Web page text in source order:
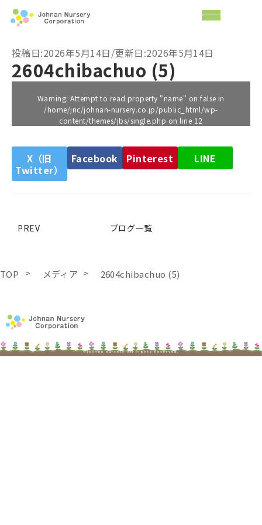
投稿日:2026年5月14日/更新日:2026年5月14日
2604chibachuo (5)
Warning: Attempt to read property "name" on false in
/home/jnc/johnan-nursery.co.jp/public_html/wp-
content/themes/jbs/single.php on line 12
X（旧
Twitter）
Facebook Pinterest LINE
PREV ブログ一覧
TOP メディア 2604chibachuo (5)
©johnan nursery All Rights Reserved.